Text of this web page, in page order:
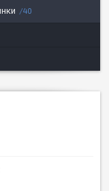
40